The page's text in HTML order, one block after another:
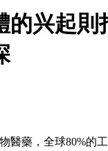
的兴起則
藥，全球80%的工